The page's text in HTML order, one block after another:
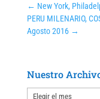
← New York,
PERU MILENARIO,
Agosto 2016 →
Nuestro
Nuestro